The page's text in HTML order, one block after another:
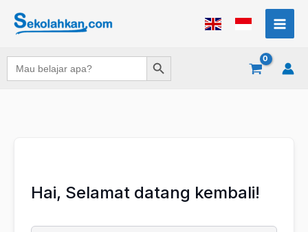
Search
for:
Search Button
Hai, Selamat datang kembali!